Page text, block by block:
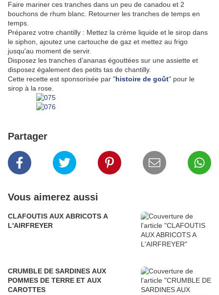
Faire mariner ces tranches dans un peu de canadou et 2
bouchons de rhum blanc. Retourner les tranches de temps en
temps.
Préparez votre chantilly : Mettez la crème liquide et le sirop dans
le siphon, ajoutez une cartouche de gaz et mettez au frigo
jusqu'au moment de servir.
Disposez les tranches d'ananas égouttées sur une assiette et
disposez également des petits tas de chantilly.
Cette recette est sponsorisée par "histoire de goût" pour le
sirop à la rose.
Partager
Vous aimerez aussi
CLAFOUTIS AUX ABRICOTS A
L'AIRFREYER
CRUMBLE DE SARDINES AUX
POMMES DE TERRE ET AUX
CAROTTES